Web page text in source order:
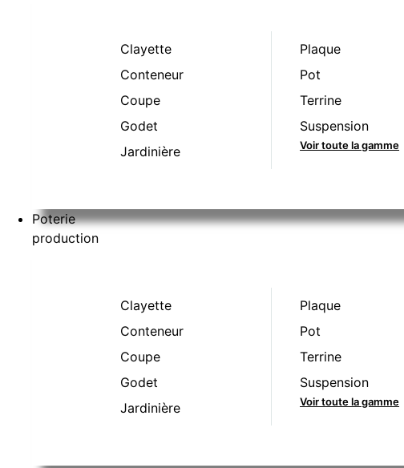
Clayette
Conteneur
Coupe
Godet
Jardinière
Plaque
Pot
Terrine
Suspension
Voir toute la gamme
Poterie
production
Clayette
Conteneur
Coupe
Godet
Jardinière
Plaque
Pot
Terrine
Suspension
Voir toute la gamme